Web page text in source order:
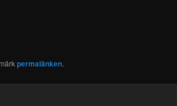
permalänken.